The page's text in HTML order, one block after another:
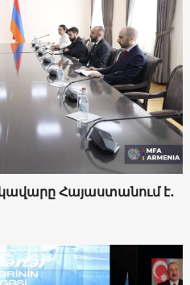
Հայաստանում է․